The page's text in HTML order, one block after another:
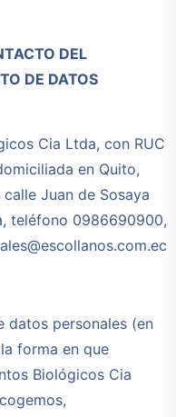
DEL
DE DATOS
Cia Ltda, con RUC
en Quito,
Juan de Sosaya
teléfono 0986690900,
datos personales (en
forma en que
Biológicos Cia